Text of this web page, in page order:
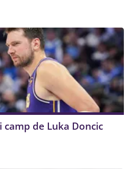
de Luka Doncic